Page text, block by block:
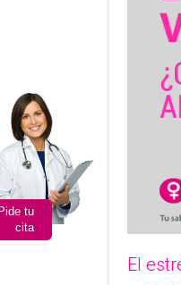
27
2017
El
tu
cita